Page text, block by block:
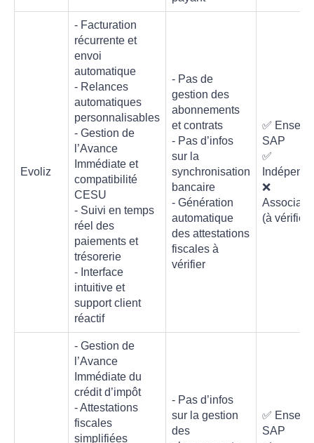
Evoliz
- Facturation
récurrente et
envoi
automatique
- Relances
automatiques
personnalisables
- Gestion de
l’Avance
Immédiate et
compatibilité
CESU
- Suivi en temps
réel des
paiements et
trésorerie
- Interface
intuitive et
support client
réactif
- Pas de
gestion des
abonnements
et contrats
- Pas d’infos
sur la
synchronisation
bancaire
- Génération
automatique
des attestations
fiscales à
vérifier
✅
SAP
✅
❌
(à vérifier)
- Gestion de
l’Avance
Immédiate du
crédit d’impôt
- Attestations
fiscales
simplifiées
- Pas d’infos
sur la gestion
des
✅
SAP